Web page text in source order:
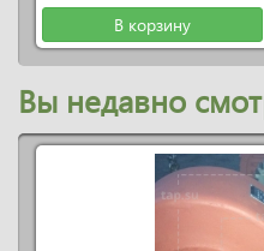
В корзину
Вы недавно